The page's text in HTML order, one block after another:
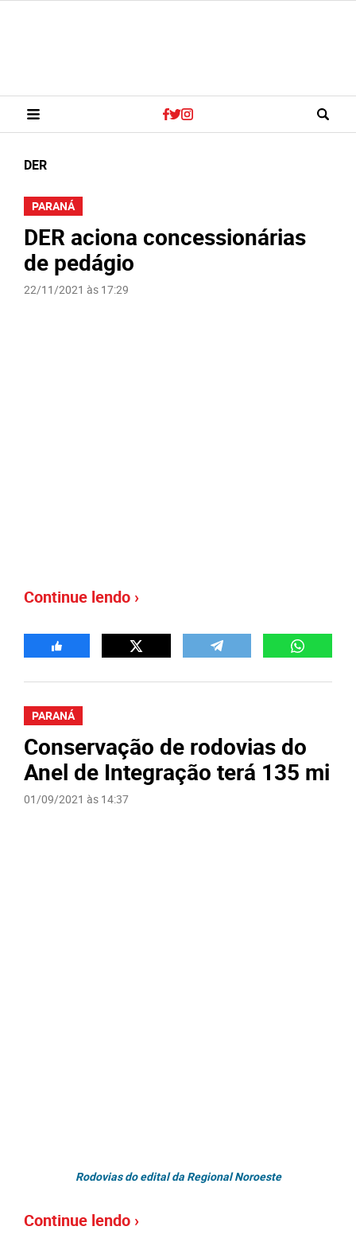
DER
PARANÁ
DER aciona concessionárias
de pedágio
22/11/2021 às 17:29
Continue lendo ›
PARANÁ
Conservação de rodovias do
Anel de Integração terá 135 mi
01/09/2021 às 14:37
Rodovias do edital da Regional Noroeste
Continue lendo ›